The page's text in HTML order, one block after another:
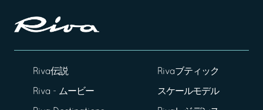
Riva伝説
Riva - ムービー
Rivaブティック
スケールモデル